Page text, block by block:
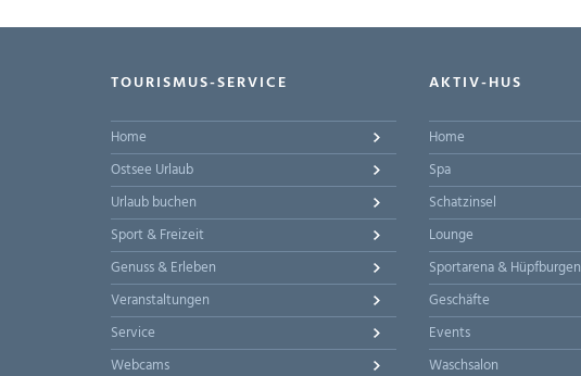
TOURISMUS-SERVICE
Home
Ostsee Urlaub
Urlaub buchen
Sport & Freizeit
Genuss & Erleben
Veranstaltungen
Service
Webcams
AKTIV-HUS
Home
Spa
Schatzinsel
Lounge
Sportarena & Hüpfburgen
Geschäfte
Events
Waschsalon